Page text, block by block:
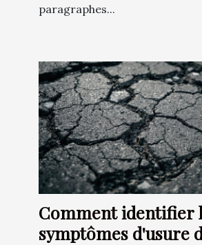
paragraphes...
Comment identifier
symptômes d'usure